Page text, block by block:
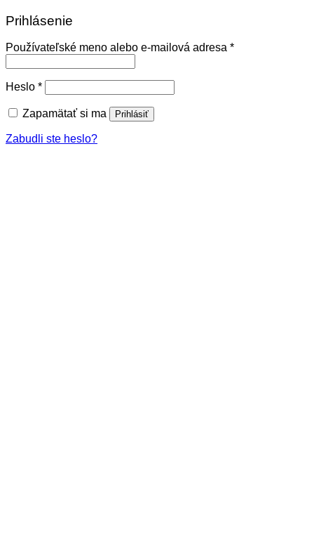
Prihlásenie
Používateľské meno alebo e-mailová adresa *Povinné
Heslo *Povinné
Zapamätať si ma Prihlásiť
Zabudli ste heslo?